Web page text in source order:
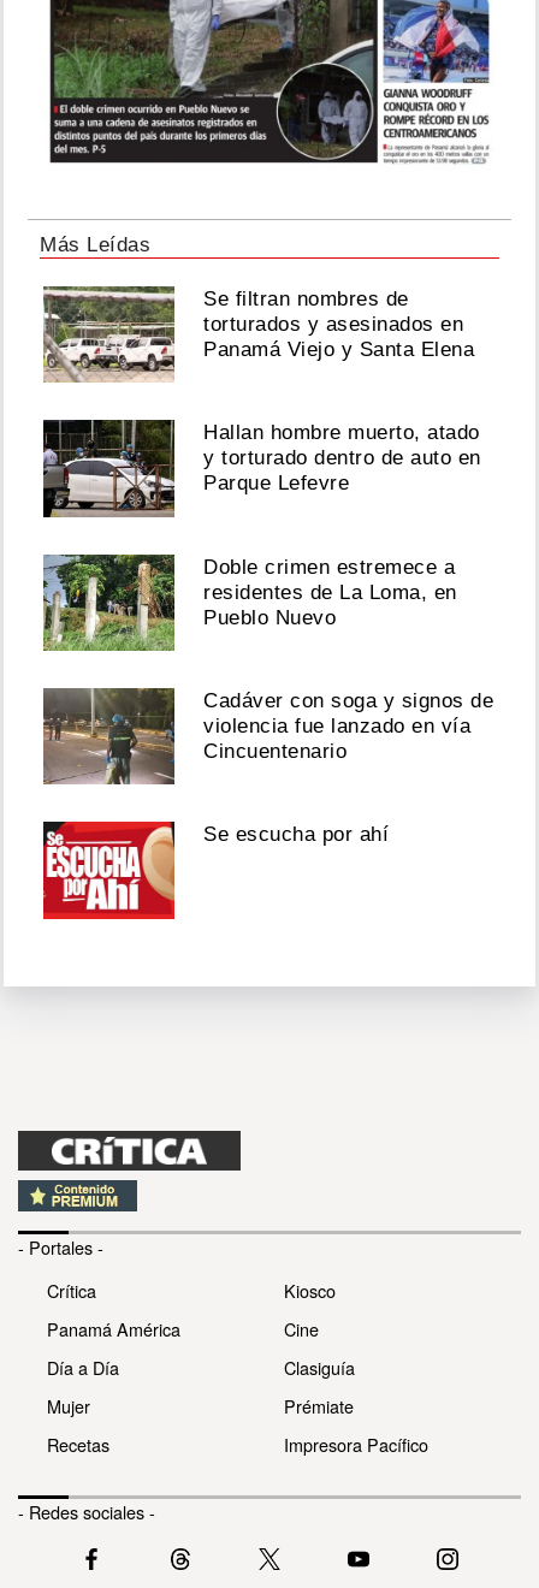
Más Leídas
Se filtran nombres de
torturados y asesinados en
Panamá Viejo y Santa Elena
Hallan hombre muerto, atado
y torturado dentro de auto en
Parque Lefevre
Doble crimen estremece a
residentes de La Loma, en
Pueblo Nuevo
Cadáver con soga y signos de
violencia fue lanzado en vía
Cincuentenario
Se escucha por ahí
- Portales -
Crítica
Panamá América
Día a Día
Mujer
Recetas
Kiosco
Cine
Clasiguía
Prémiate
Impresora Pacífico
- Redes sociales -